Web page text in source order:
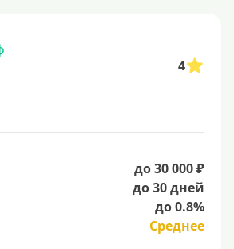
4
до 30 000 ₽
до 30 дней
до 0.8%
Среднее